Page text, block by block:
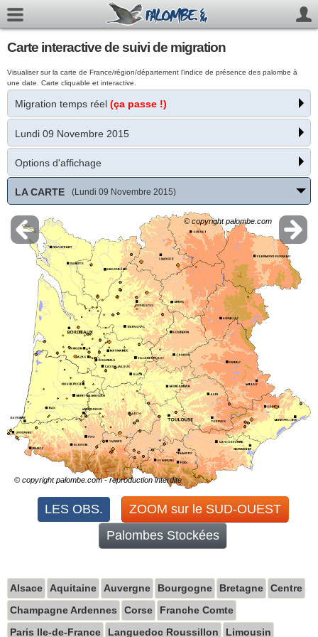
Carte interactive de suivi de migration
Visualiser sur la carte de France/région/département l'indice de présence des palombe à
une date. Carte cliquable et interactive.
Migration temps réel (ça passe !)
Lundi 09 Novembre 2015
Options d'affichage
LA CARTE (Lundi 09 Novembre 2015)
© copyright palombe.com
© copyright palombe.com - reproduction interdite
Alsace Aquitaine Auvergne Bourgogne Bretagne
Centre
Champagne Ardennes
Corse
Franche Comte
Paris Ile-de-France
Languedoc Roussillon Limousin